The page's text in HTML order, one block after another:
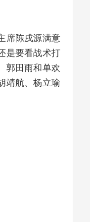
席陈戌源满意
是要看战术打
郭田雨和单欢
靖航、杨立瑜